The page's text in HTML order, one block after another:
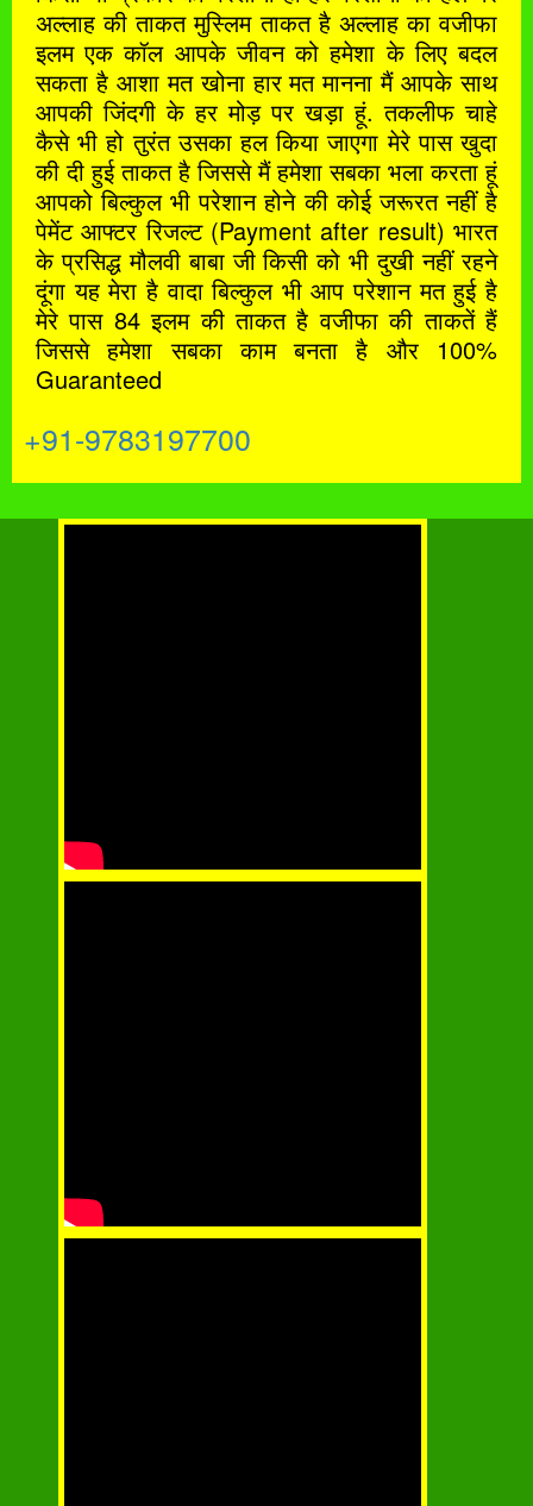
अल्लाह की ताकत मुस्लिम ताकत है अल्लाह का वजीफा
इलम एक कॉल आपके जीवन को हमेशा के लिए बदल
सकता है आशा मत खोना हार मत मानना मैं आपके साथ
आपकी जिंदगी के हर मोड़ पर खड़ा हूं. तकलीफ चाहे
कैसे भी हो तुरंत उसका हल किया जाएगा मेरे पास खुदा
की दी हुई ताकत है जिससे मैं हमेशा सबका भला करता हूं
आपको बिल्कुल भी परेशान होने की कोई जरूरत नहीं है
पेमेंट आफ्टर रिजल्ट (Payment after result) भारत
के प्रसिद्ध मौलवी बाबा जी किसी को भी दुखी नहीं रहने
दूंगा यह मेरा है वादा बिल्कुल भी आप परेशान मत हुई है
मेरे पास 84 इलम की ताकत है वजीफा की ताकतें हैं
जिससे हमेशा सबका काम बनता है और 100%
Guaranteed
+91-9783197700